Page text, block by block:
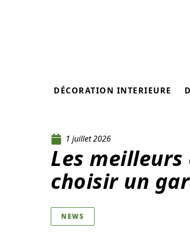
DÉCORATION INTERIEURE
1 juillet 2026
Les
choisir un
NEWS